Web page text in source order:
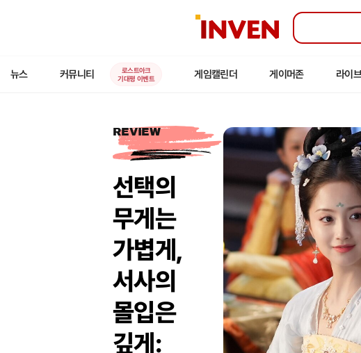
인
뉴스 커뮤니티
로스트아크
기대평 이벤트
게임캘린더 게이머존 라이
REVIEW
선택의
무게는
가볍게,
서사의
몰입은
깊게: